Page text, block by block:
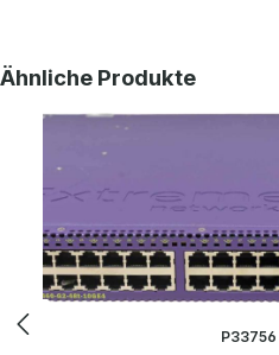
Produktgalerie überspringen
Ähnliche Produkte
P33756